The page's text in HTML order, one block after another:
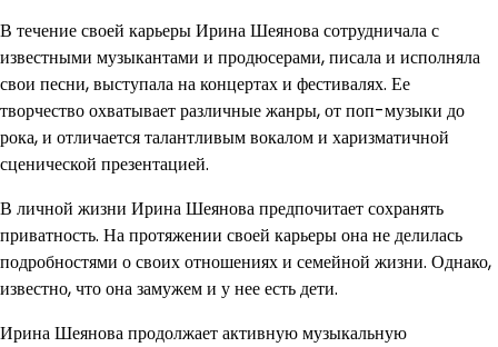
В течение своей карьеры Ирина Шеянова сотрудничала с
известными музыкантами и продюсерами, писала и исполняла
свои песни, выступала на концертах и фестивалях. Ее
творчество охватывает различные жанры, от поп-музыки до
рока, и отличается талантливым вокалом и харизматичной
сценической презентацией.
В личной жизни Ирина Шеянова предпочитает сохранять
приватность. На протяжении своей карьеры она не делилась
подробностями о своих отношениях и семейной жизни. Однако,
известно, что она замужем и у нее есть дети.
Ирина Шеянова продолжает активную музыкальную